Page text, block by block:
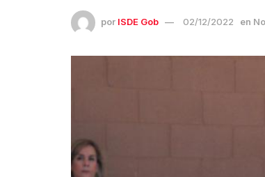
por ISDE Gob 02/12/2022 en